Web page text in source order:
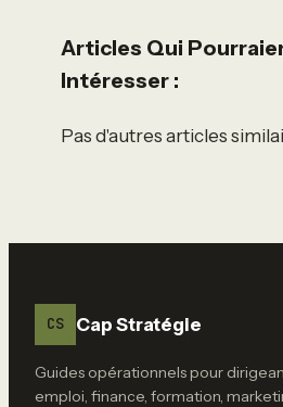
Articles Qui
Intéresser :
Pas d'autres articles
CS Cap Stratégie
Guides opérationnels pour
emploi, finance, formation,